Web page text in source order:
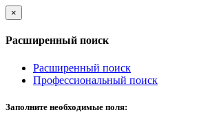
×
Расширенный поиск
Расширенный поиск
Профессиональный поиск
Заполните необходимые поля: